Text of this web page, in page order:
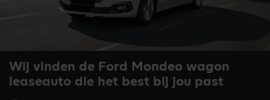
Wij vinden de Ford Mondeo wagon
leaseauto die het best bij jou past